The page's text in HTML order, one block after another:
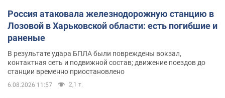
Россия атаковала железнодорожную станцию в
Лозовой в Харьковской области: есть погибшие и
раненые
В результате удара БПЛА были повреждены вокзал,
контактная сеть и подвижной состав; движение поездов до
станции временно приостановлено
6.08.2026 11:57 2,1 т.